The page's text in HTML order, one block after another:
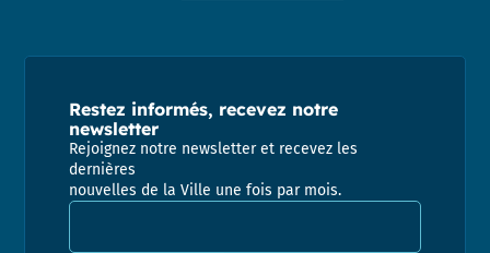
Restez informés, recevez notre
newsletter
Rejoignez notre newsletter et recevez les
dernières
nouvelles de la Ville une fois par mois.
Adresse email pour la newsletter